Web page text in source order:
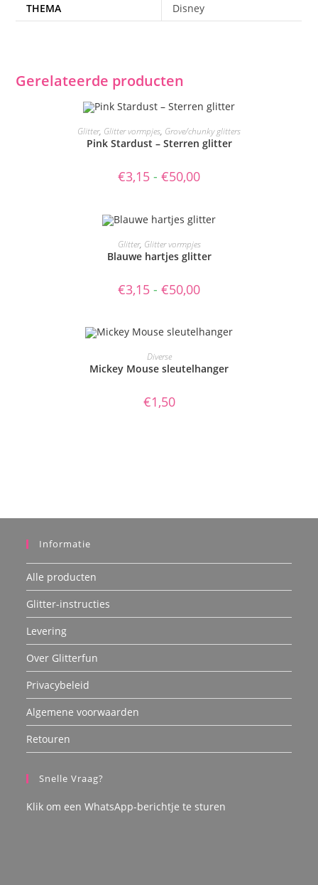
THEMA Disney
Gerelateerde producten
OPTIES SELECTEREN
product
heeft
meerdere
optie
op
de
Glitter, Glitter vormpjes, Grove/chunky glitters
Pink Stardust – Sterren glitter
€3,15 - €50,00Prijsklasse:
OPTIES SELECTEREN
Dit
product
heeft
meerdere
optie
op
de
Glitter, Glitter vormpjes
Blauwe hartjes glitter
€3,15 - €50,00Prijsklasse:
TOEVOEGEN AAN WINKELWAGEN
Diverse
Mickey Mouse sleutelhanger
€1,50
Informatie
Alle producten
Glitter-instructies
Levering
Over Glitterfun
Privacybeleid
Algemene voorwaarden
Retouren
Snelle Vraag?
Klik om een WhatsApp-berichtje te sturen